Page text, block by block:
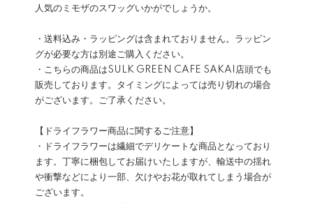
人気のミモザのスワッグいかがでしょうか。
・送料込み・ラッピングは含まれておりません。 ラッピン
グが必要な方は別途ご購入 ください。
・こちらの商品はSULK GREEN CAFE SAKAI店頭でも
販売しております。タイミングによっては売り切れの場合
がございます。ご了承ください。
【ドライフラワー商品に関するご注意】
・ドライフラワーは繊細でデリケートな商品となっており
ます。丁寧に梱包してお届けいたしますが、輸送中の揺れ
や衝撃などにより一部、欠けやお花が取れてしまう場合が
ございます。